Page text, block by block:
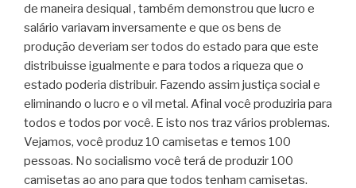
de maneira desiqual , também demonstrou que lucro e
salário variavam inversamente e que os bens de
produção deveriam ser todos do estado para que este
distribuisse igualmente e para todos a riqueza que o
estado poderia distribuir. Fazendo assim justiça social e
eliminando o lucro e o vil metal. Afinal você produziria para
todos e todos por você. E isto nos traz vários problemas.
Vejamos, você produz 10 camisetas e temos 100
pessoas. No socialismo você terá de produzir 100
camisetas ao ano para que todos tenham camisetas.